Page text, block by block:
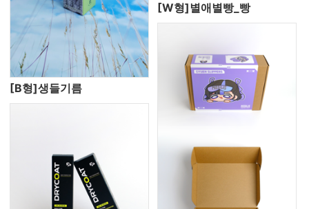
[B형]생들기름
[W형]별애별빵_빵